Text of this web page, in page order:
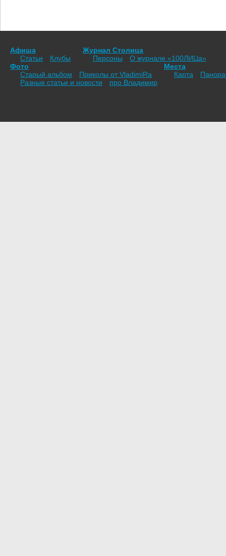
Афиша
Статьи
Клубы
Журнал Столица
Персоны
О журнале «100ЛИЦа»
Фото
Старый альбом
Приколы от VladimiRа
Места
Карта
Разные статьи и новости
про Владимир